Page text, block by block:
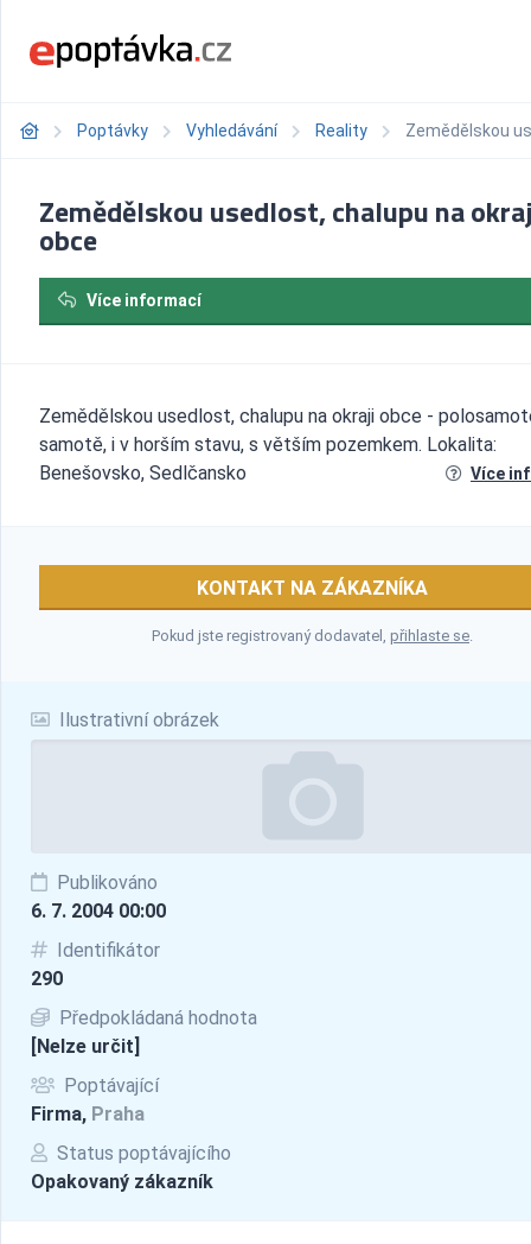
Poptávky Vyhledávání Reality Zemědělskou
Ilustrativní obrázek
Publikováno
6. 7. 2004 00:00
Identifikátor
290
Předpokládaná hodnota
[Nelze určit]
Poptávající
Firma, Praha
Status poptávajícího
Opakovaný zákazník
Zemědělskou usedlost, chalupu na
obce
Více informací
Zemědělskou usedlost, chalupu na okraji obce -
samotě, i v horším stavu, s větším pozemkem. Lokalita:
Benešovsko, Sedlčansko
Více
KONTAKT NA ZÁKAZNÍKA
Pokud jste registrovaný dodavatel, přihlaste se.